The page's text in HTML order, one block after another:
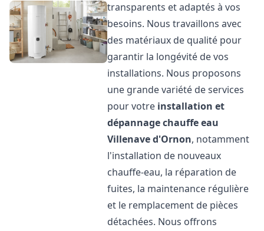
transparents et adaptés à vos
besoins. Nous travaillons avec
des matériaux de qualité pour
garantir la longévité de vos
installations. Nous proposons
une grande variété de services
pour votre installation et
dépannage chauffe eau
Villenave d'Ornon, notamment
l'installation de nouveaux
chauffe-eau, la réparation de
fuites, la maintenance régulière
et le remplacement de pièces
détachées. Nous offrons